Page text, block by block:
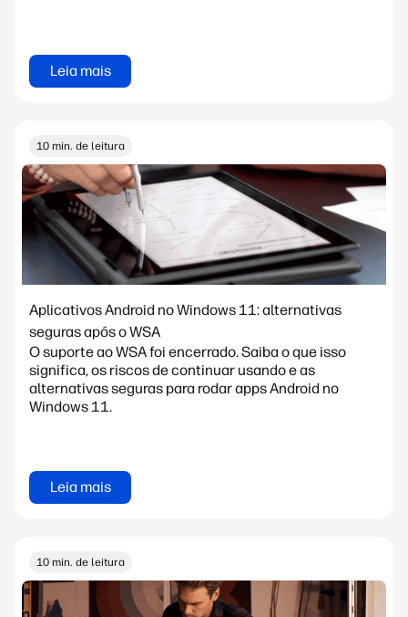
Leia mais
10 min. de leitura
Aplicativos Android no Windows 11: alternativas
seguras após o WSA
O suporte ao WSA foi encerrado. Saiba o que isso
significa, os riscos de continuar usando e as
alternativas seguras para rodar apps Android no
Windows 11.
Leia mais
10 min. de leitura